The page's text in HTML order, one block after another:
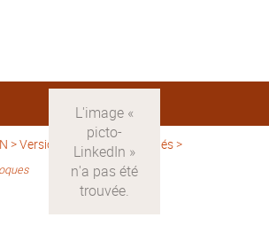
>Version française> Activités>